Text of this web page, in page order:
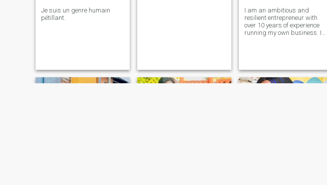
Je suis un genre humain
pétillant.
I am an ambitious and
resilient entrepreneur with
over 10 years of experience
running my own business. I
new opportunities. I’m lookin